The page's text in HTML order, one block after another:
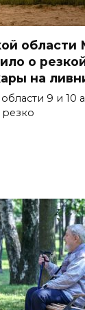
о
на
9 и 10